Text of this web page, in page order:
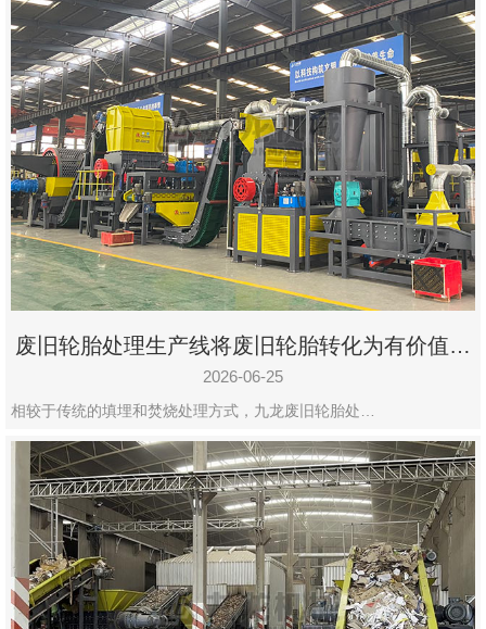
限
公
司
豫
ICP
备
19020390
号-1
废旧轮胎处理生产线将废旧轮胎转化为有价值的
资源
2026-06-25
相较于传统的填埋和焚烧处理方式，九龙废旧轮胎处…